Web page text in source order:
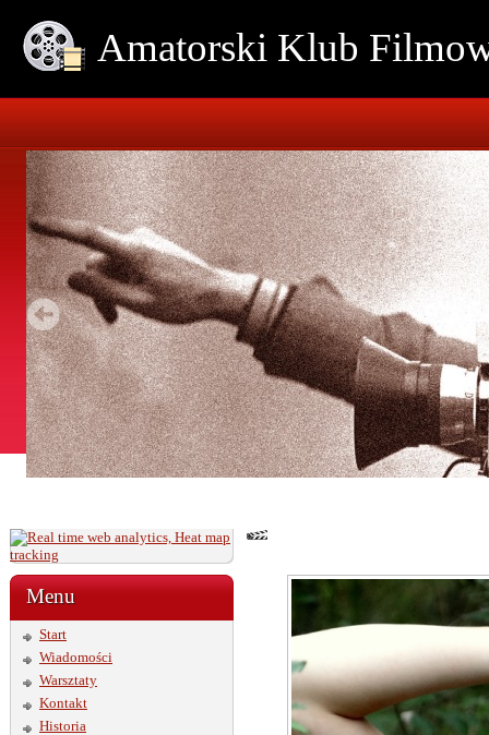
Amatorski Klub
Menu
Start
Wiadomości
Warsztaty
Kontakt
Historia